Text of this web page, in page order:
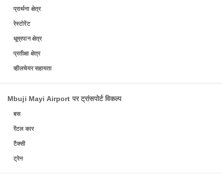
प्रार्थना क्षेत्र
रेस्टोरेंट
धूम्रपान क्षेत्र
प्रतीक्षा क्षेत्र
व्हीलचेयर सहायता
Mbuji Mayi Airport पर ट्रांसपोर्ट विकल्प
बस
रेंटल कार
टैक्सी
ट्रेन